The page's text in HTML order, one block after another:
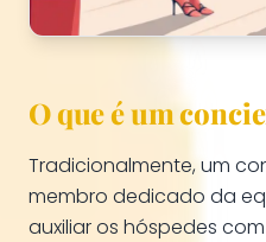
O que é um
Tradicionalmente, um
membro dedicado da
auxiliar os hóspedes